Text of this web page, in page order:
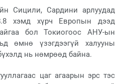
Сицили, Сардини арлуудад
хэмд хүрч Европын дээд
бол Токиогоос АНУ-ын
өмнө үзэгдээгүй халууны
нь нөмрөөд байна.
цаг агаарын эрс тэс